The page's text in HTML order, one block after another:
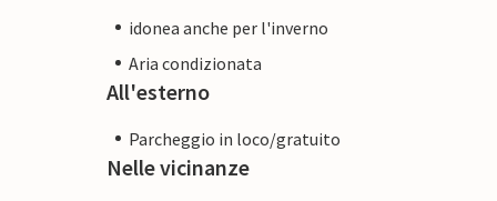
idonea anche per l'inverno
Aria condizionata
All'esterno
Parcheggio in loco/gratuito
Nelle vicinanze